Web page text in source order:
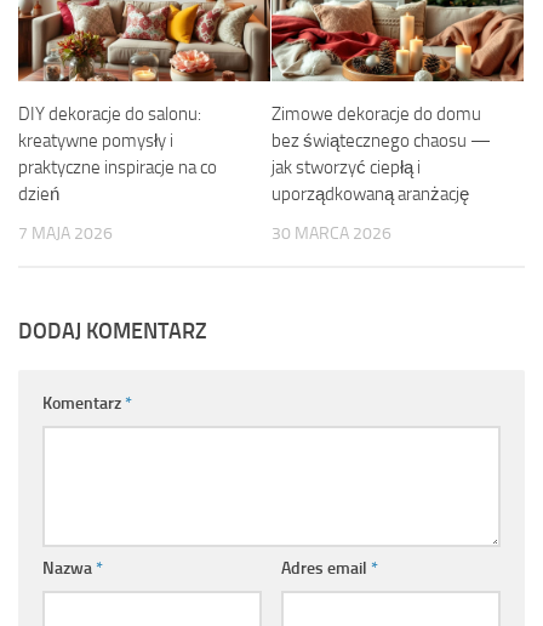
DIY dekoracje do salonu:
kreatywne pomysły i
praktyczne inspiracje na co
dzień
7 MAJA 2026
Zimowe dekoracje do domu
bez świątecznego chaosu —
jak stworzyć ciepłą i
uporządkowaną aranżację
30 MARCA 2026
DODAJ KOMENTARZ
Komentarz*
Nazwa* Adres email *